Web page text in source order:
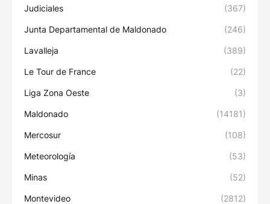
Judiciales (367)
Junta Departamental de Maldonado (246)
Lavalleja (389)
Le Tour de France (22)
Liga Zona Oeste (3)
Maldonado (14181)
Mercosur (108)
Meteorología (53)
Minas (52)
Montevideo (2812)